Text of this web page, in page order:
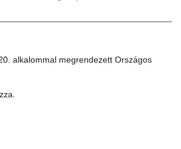
alkalommal megrendezett Országos